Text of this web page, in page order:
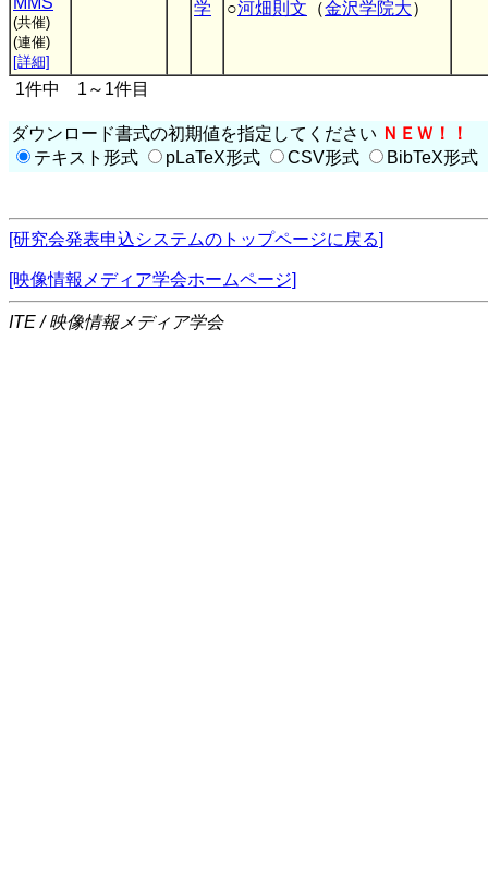
(共催)
(連催)
[詳細]
学
○河畑則文 （金沢学院大）
1件中 1～1件目
ダウンロード書式の初期値を指定してください ＮＥＷ！！
テキスト形式
pLaTeX形式 CSV形式 BibTeX形式
[研究会発表申込システムのトップページに戻る]
[映像情報メディア学会ホームページ]
ITE / 映像情報メディア学会